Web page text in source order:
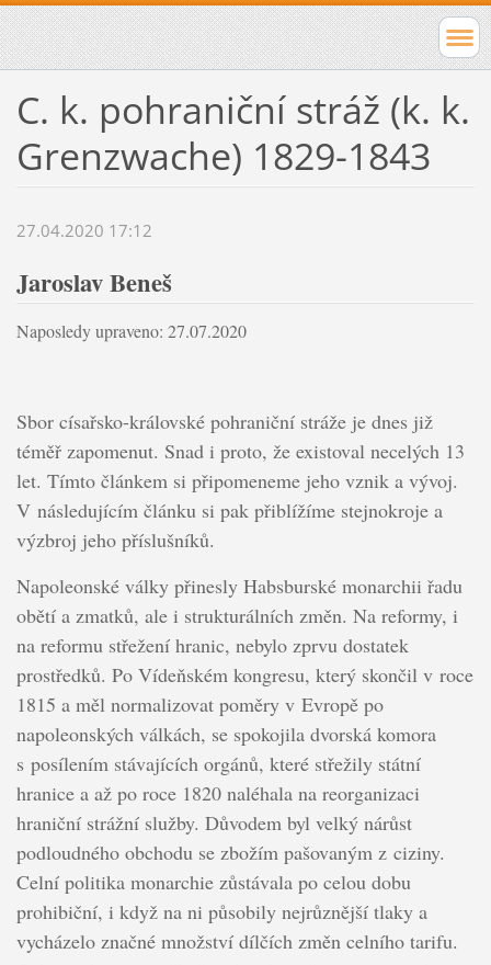
C. k. pohraniční stráž (k. k.
Grenzwache) 1829-1843
27.04.2020 17:12
Jaroslav Beneš
Naposledy upraveno: 27.07.2020
Sbor císařsko-královské pohraniční stráže je dnes již
téměř zapomenut. Snad i proto, že existoval necelých 13
let. Tímto článkem si připomeneme jeho vznik a vývoj.
V následujícím článku si pak přiblížíme stejnokroje a
výzbroj jeho příslušníků.
Napoleonské války přinesly Habsburské monarchii řadu
obětí a zmatků, ale i strukturálních změn. Na reformy, i
na reformu střežení hranic, nebylo zprvu dostatek
prostředků. Po Vídeňském kongresu, který skončil v roce
1815 a měl normalizovat poměry v Evropě po
napoleonských válkách, se spokojila dvorská komora
s posílením stávajících orgánů, které střežily státní
hranice a až po roce 1820 naléhala na reorganizaci
hraniční strážní služby. Důvodem byl velký nárůst
podloudného obchodu se zbožím pašovaným z ciziny.
Celní politika monarchie zůstávala po celou dobu
prohibiční, i když na ni působily nejrůznější tlaky a
vycházelo značné množství dílčích změn celního tarifu.